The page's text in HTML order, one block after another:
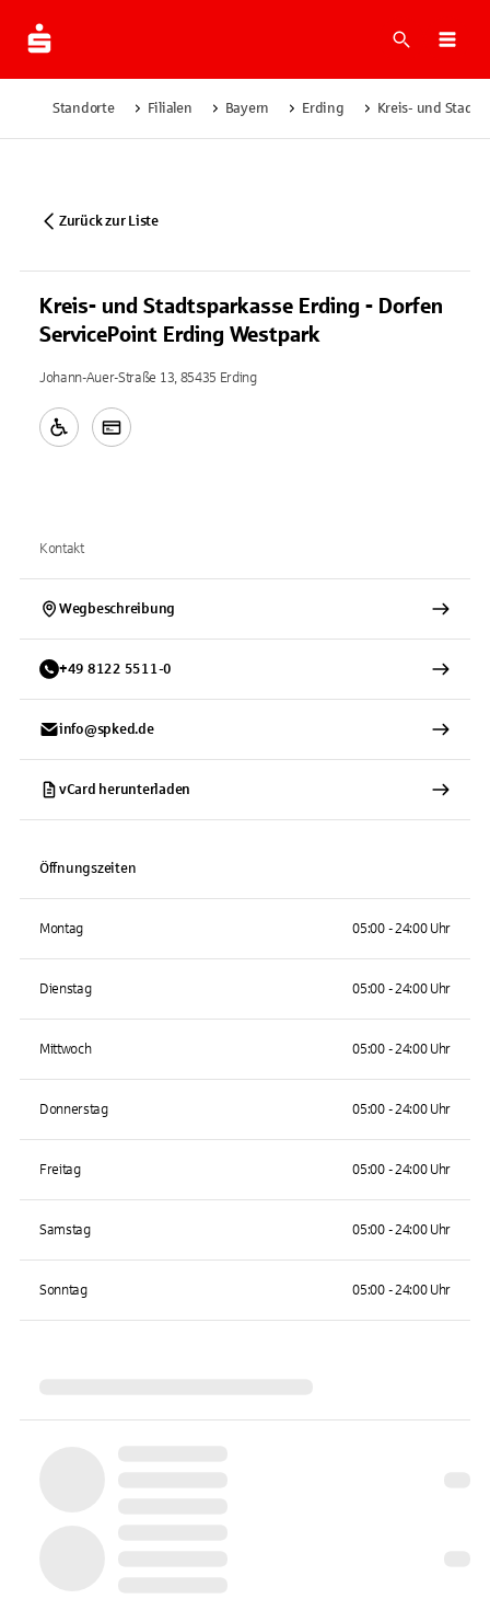
Suche
Standorte Filialen Bayern Erding Kreis- und
Zurück zur Liste
Kreis- und Stadtsparkasse Erding - Dorfen
ServicePoint Erding Westpark
Johann-Auer-Straße 13, 85435 Erding
Kontakt
Wegbeschreibung
+49 8122 5511-0
info@spked.de
vCard herunterladen
Öffnungszeiten
Montag 05:00 - 24:00 Uhr
Dienstag 05:00 - 24:00 Uhr
Mittwoch 05:00 - 24:00 Uhr
Donnerstag 05:00 - 24:00 Uhr
Freitag 05:00 - 24:00 Uhr
Samstag 05:00 - 24:00 Uhr
Sonntag 05:00 - 24:00 Uhr